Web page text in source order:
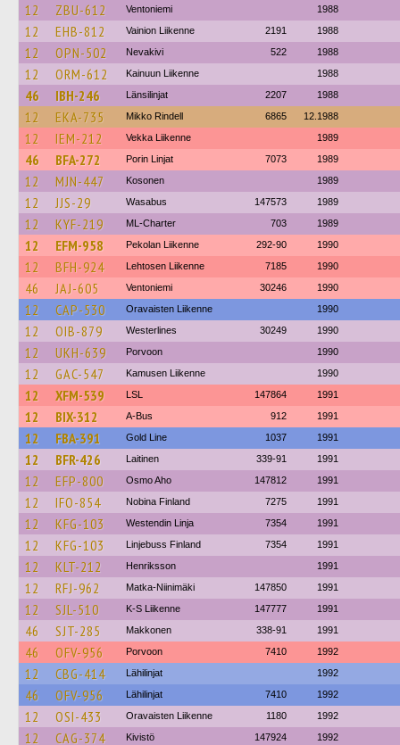
12 ZBU-612 Ventoniemi 1988
12 EHB-812 Vainion Liikenne 2191 1988
12 OPN-502 Nevakivi 522 1988
12 ORM-612 Kainuun Liikenne 1988
46 IBH-246 Länsilinjat 2207 1988
12 EKA-735 Mikko Rindell 6865 12.1988
12 IEM-212 Vekka Liikenne 1989
46 BFA-272 Porin Linjat 7073 1989
12 MJN-447 Kosonen 1989
12 JJS-29 Wasabus 147573 1989
12 KYF-219 ML-Charter 703 1989
12 EFM-958 Pekolan Liikenne 292-90 1990
12 BFH-924 Lehtosen Liikenne 7185 1990
46 JAJ-605 Ventoniemi 30246 1990
12 CAP-530 Oravaisten Liikenne 1990
12 OIB-879 Westerlines 30249 1990
12 UKH-639 Porvoon 1990
12 GAC-547 Kamusen Liikenne 1990
12 XFM-539 LSL 147864 1991
12 BIX-312 A-Bus 912 1991
12 FBA-391 Gold Line 1037 1991
12 BFR-426 Laitinen 339-91 1991
12 EFP-800 Osmo Aho 147812 1991
12 IFO-854 Nobina Finland 7275 1991
12 KFG-103 Westendin Linja 7354 1991
12 KFG-103 Linjebuss Finland 7354 1991
12 KLT-212 Henriksson 1991
12 RFJ-962 Matka-Niinimäki 147850 1991
12 SJL-510 K-S Liikenne 147777 1991
46 SJT-285 Makkonen 338-91 1991
46 OFV-956 Porvoon 7410 1992
12 CBG-414 Lähilinjat 1992
46 OFV-956 Lähilinjat 7410 1992
12 OSI-433 Oravaisten Liikenne 1180 1992
12 CAG-374 Kivistö 147924 1992